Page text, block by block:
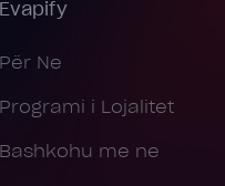
Evapify
Për Ne
Programi i Lojalitet
Bashkohu me ne